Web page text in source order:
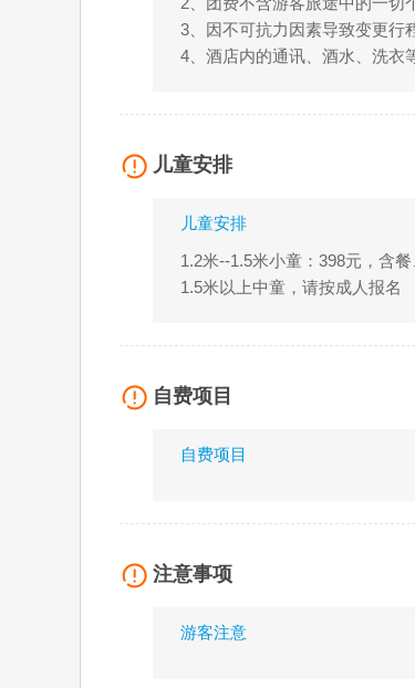
3、因不可抗力因素导致变更行
4、酒店内的通讯、酒水、洗衣
儿童安排
儿童安排
1.2米--1.5米小童：398元，含
1.5米以上中童，请按成人报名
自费项目
自费项目
注意事项
游客注意